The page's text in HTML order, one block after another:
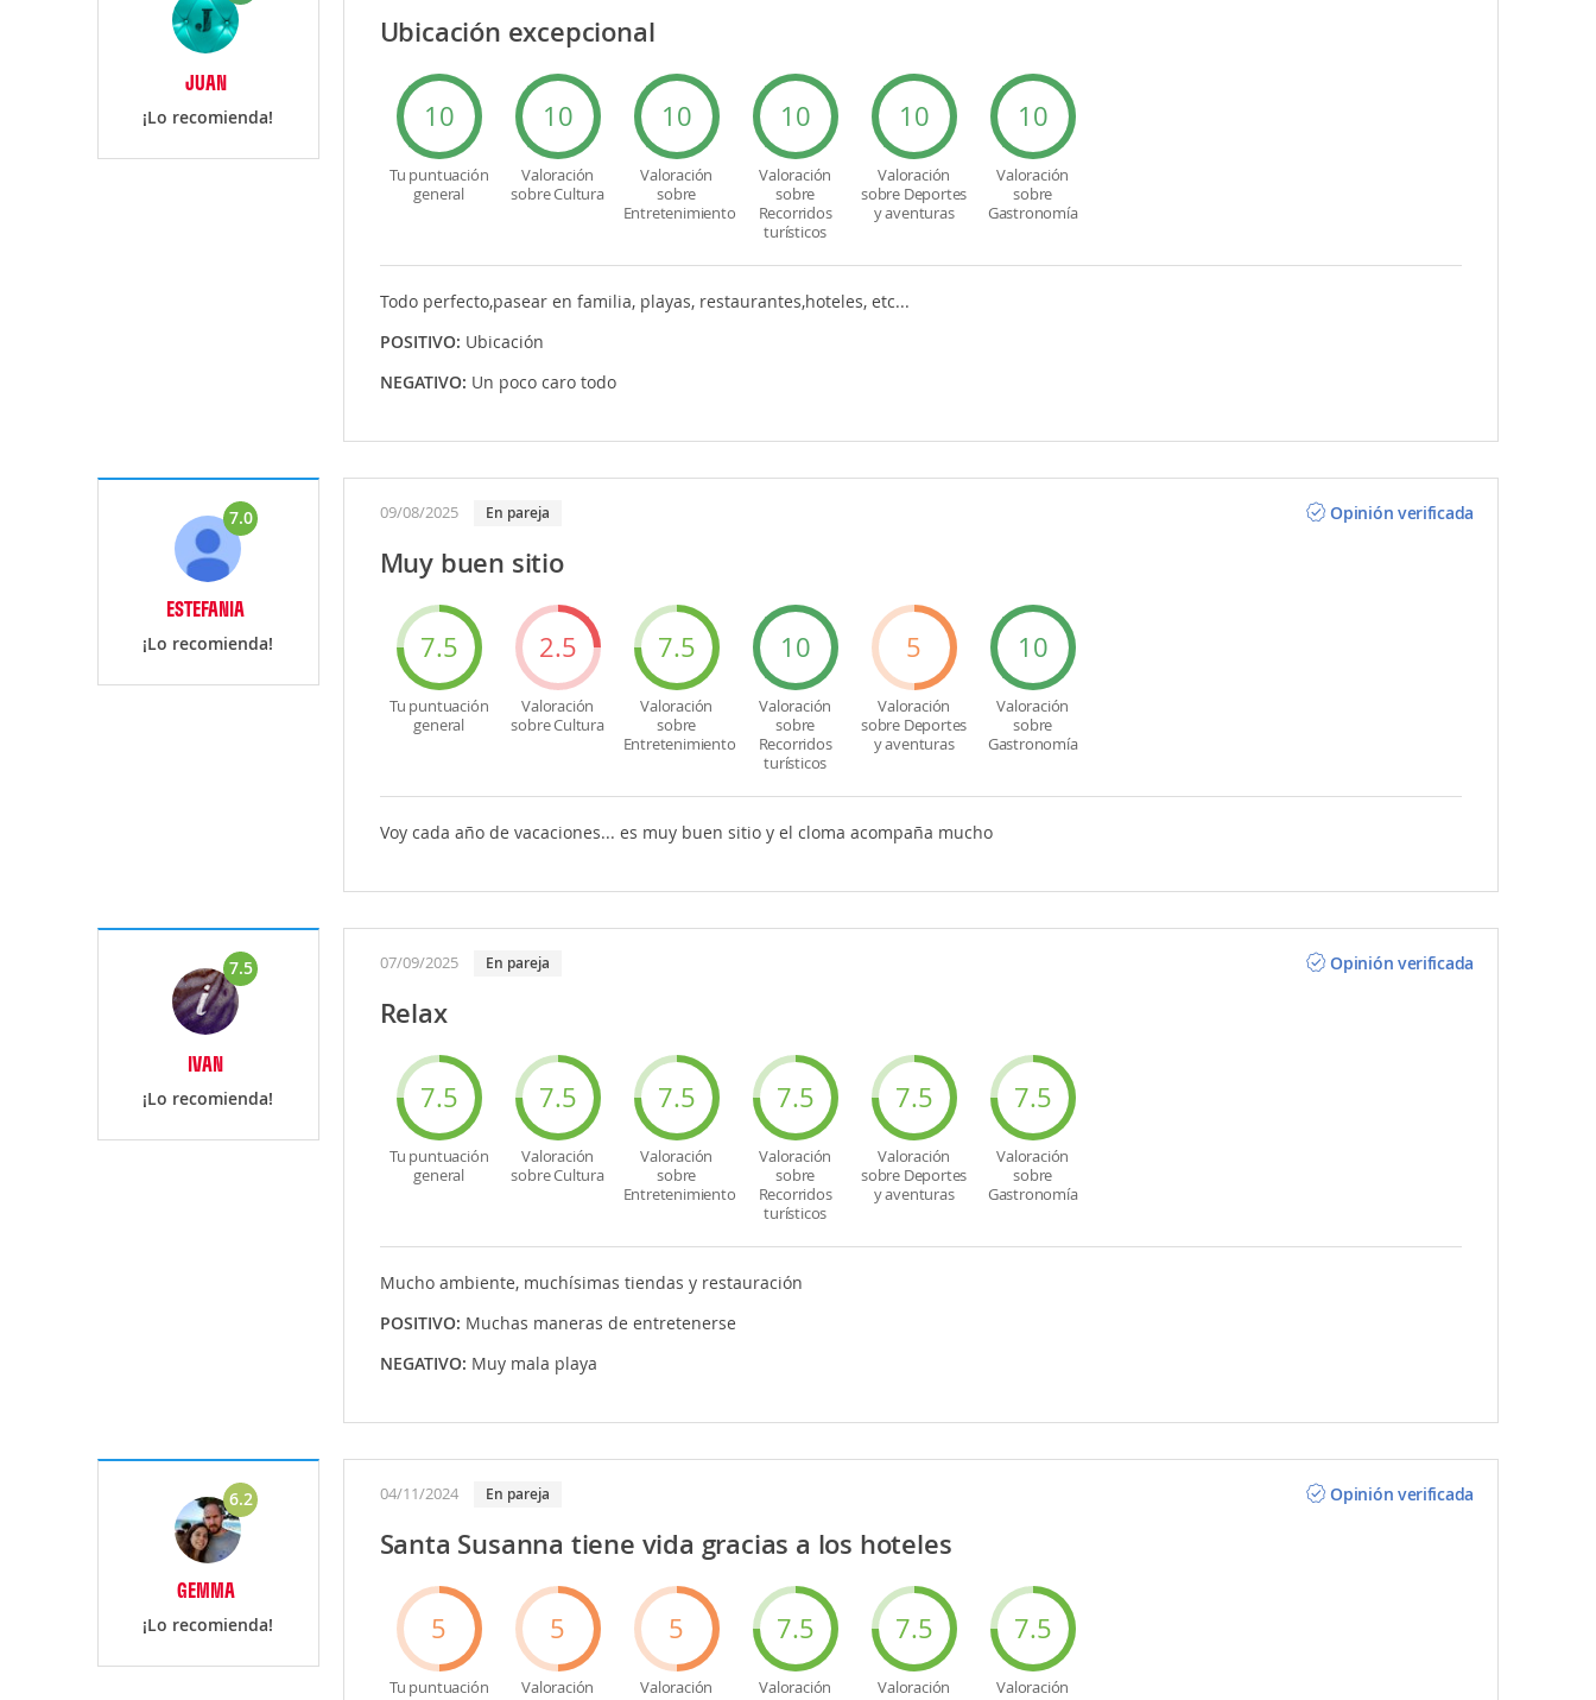
JUAN
¡Lo recomienda!
Ubicación excepcional
10
Tu puntuación
general
10
Valoración
sobre Cultura
10
Valoración
sobre
Entretenimiento
10
Valoración
sobre
Recorridos
turísticos
10
Valoración
sobre Deportes
y aventuras
10
Valoración
sobre
Gastronomía
Todo perfecto,pasear en familia, playas, restaurantes,hoteles, etc...
POSITIVO: Ubicación
NEGATIVO: Un poco caro todo
7.0
ESTEFANIA
¡Lo recomienda!
09/08/2025 En pareja Opinión verificada
Muy buen sitio
7.5
Tu puntuación
general
2.5
Valoración
sobre Cultura
7.5
Valoración
sobre
Entretenimiento
10
Valoración
sobre
Recorridos
turísticos
5
Valoración
sobre Deportes
y aventuras
10
Valoración
sobre
Gastronomía
Voy cada año de vacaciones... es muy buen sitio y el cloma acompaña mucho
7.5
IVAN
¡Lo recomienda!
07/09/2025 En pareja Opinión verificada
Relax
7.5
Tu puntuación
general
7.5
Valoración
sobre Cultura
7.5
Valoración
sobre
Entretenimiento
7.5
Valoración
sobre
Recorridos
turísticos
7.5
Valoración
sobre Deportes
y aventuras
7.5
Valoración
sobre
Gastronomía
Mucho ambiente, muchísimas tiendas y restauración
POSITIVO: Muchas maneras de entretenerse
NEGATIVO: Muy mala playa
6.2
GEMMA
¡Lo recomienda!
04/11/2024 En pareja Opinión verificada
Santa Susanna tiene vida gracias a los hoteles
5
Tu puntuación
5
Valoración
5
Valoración
7.5
Valoración
7.5
Valoración
7.5
Valoración